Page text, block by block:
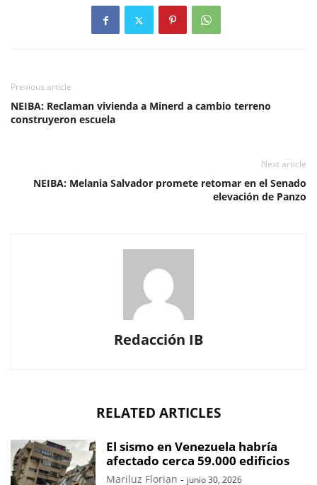
Previous article
NEIBA: Reclaman vivienda a Minerd a cambio terreno
construyeron escuela
Next article
NEIBA: Melania Salvador promete retomar en el Senado
elevación de Panzo
Redacción IB
RELATED ARTICLES
El sismo en Venezuela habría
afectado cerca 59.000 edificios
Mariluz Florian - junio 30, 2026